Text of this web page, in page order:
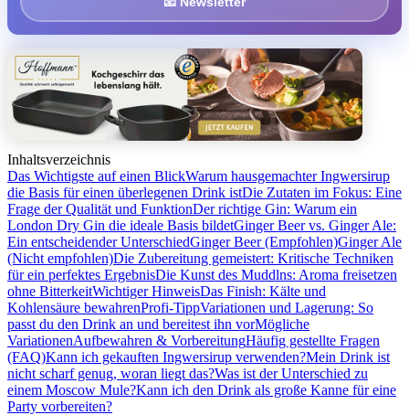
Inhaltsverzeichnis
Das Wichtigste auf einen BlickWarum hausgemachter Ingwersirup
die Basis für einen überlegenen Drink istDie Zutaten im Fokus: Eine
Frage der Qualität und FunktionDer richtige Gin: Warum ein
London Dry Gin die ideale Basis bildetGinger Beer vs. Ginger Ale:
Ein entscheidender UnterschiedGinger Beer (Empfohlen)Ginger Ale
(Nicht empfohlen)Die Zubereitung gemeistert: Kritische Techniken
für ein perfektes ErgebnisDie Kunst des Muddlns: Aroma freisetzen
ohne BitterkeitWichtiger HinweisDas Finish: Kälte und
Kohlensäure bewahrenProfi-TippVariationen und Lagerung: So
passt du den Drink an und bereitest ihn vorMögliche
VariationenAufbewahren & VorbereitungHäufig gestellte Fragen
(FAQ)Kann ich gekauften Ingwersirup verwenden?Mein Drink ist
nicht scharf genug, woran liegt das?Was ist der Unterschied zu
einem Moscow Mule?Kann ich den Drink als große Kanne für eine
Party vorbereiten?